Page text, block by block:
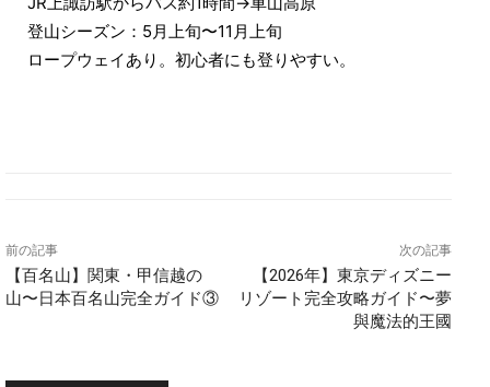
登山シーズン：5月上旬〜11月上旬
ロープウェイあり。初心者にも登りやすい。
前の記事
【百名山】関東・甲信越の
山〜日本百名山完全ガイド③
次の記事
【2026年】東京ディズニー
リゾート完全攻略ガイド〜夢
與魔法的王國